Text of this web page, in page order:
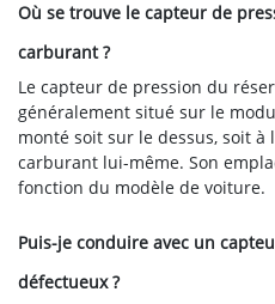
Où se trouve le capteur de
carburant ?
Le capteur de pression du
généralement situé sur le
monté soit sur le dessus, soit
carburant lui-même. Son
fonction du modèle de voiture.
Puis-je conduire avec un
défectueux ?